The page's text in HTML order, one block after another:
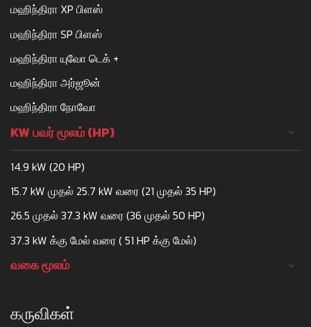
மஹிந்திரா XP பிளஸ்
மஹிந்திரா SP பிளஸ்
மஹிந்திரா யுவோ டெக் +
மஹிந்திரா அர்ஜூன்
மஹிந்திரா நோவோ
KW பவர் மூலம் (HP)
14.9 kW (20 HP)
15.7 kW முதல் 25.7 kW வரை (21 முதல் 35 HP)
26.5 முதல் 37.3 kW வரை (36 முதல் 50 HP)
37.3 kW க்கு மேல் வரை ( 51 HP க்கு மேல்)
வகை மூலம்
கருவிகள்